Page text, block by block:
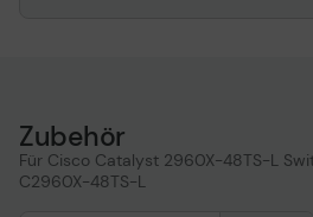
Zubehör
Für Cisco Catalyst 2960X-48TS-L
C2960X-48TS-L